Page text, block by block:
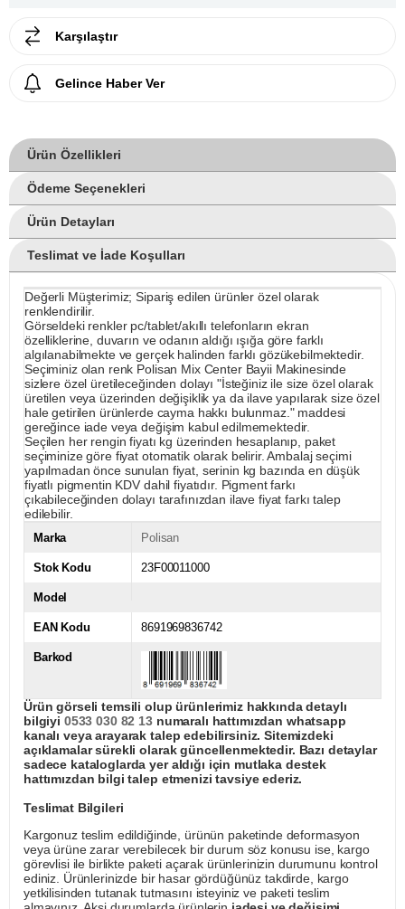
Karşılaştır
Gelince Haber Ver
Ürün Özellikleri
Ödeme Seçenekleri
Ürün Detayları
Teslimat ve İade Koşulları
Değerli Müşterimiz; Sipariş edilen ürünler özel olarak
renklendirilir.
Görseldeki renkler pc/tablet/akıllı telefonların ekran
özelliklerine, duvarın ve odanın aldığı ışığa göre farklı
algılanabilmekte ve gerçek halinden farklı gözükebilmektedir.
Seçiminiz olan renk Polisan Mix Center Bayii Makinesinde
sizlere özel üretileceğinden dolayı "İsteğiniz ile size özel olarak
üretilen veya üzerinden değişiklik ya da ilave yapılarak size özel
hale getirilen ürünlerde cayma hakkı bulunmaz." maddesi
gereğince iade veya değişim kabul edilmemektedir.
Seçilen her rengin fiyatı kg üzerinden hesaplanıp, paket
seçiminize göre fiyat otomatik olarak belirir. Ambalaj seçimi
yapılmadan önce sunulan fiyat, serinin kg bazında en düşük
fiyatlı pigmentin KDV dahil fiyatıdır. Pigment farkı
çıkabileceğinden dolayı tarafınızdan ilave fiyat farkı talep
edilebilir.
Marka Polisan
Stok Kodu 23F00011000
Model
EAN Kodu 8691969836742
Barkod
Ürün görseli temsili olup ürünlerimiz hakkında detaylı
bilgiyi 0533 030 82 13numaralı hattımızdan whatsapp
kanalı veya arayarak talep edebilirsiniz. Sitemizdeki
açıklamalar sürekli olarak güncellenmektedir. Bazı detaylar
sadece kataloglarda yer aldığı için mutlaka destek
hattımızdan bilgi talep etmenizi tavsiye ederiz.
Teslimat Bilgileri
Kargonuz teslim edildiğinde, ürünün paketinde deformasyon
veya ürüne zarar verebilecek bir durum söz konusu ise, kargo
görevlisi ile birlikte paketi açarak ürünlerinizin durumunu kontrol
ediniz. Ürünlerinizde bir hasar gördüğünüz takdirde, kargo
yetkilisinden tutanak tutmasını isteyiniz ve paketi teslim